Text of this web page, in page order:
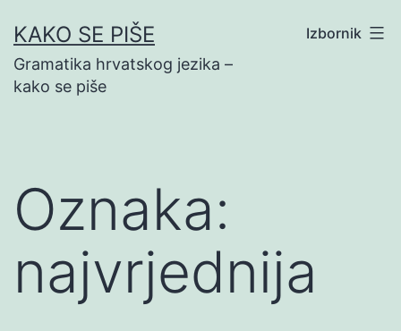
na
sadržaj
KAKO SE PIŠE
Gramatika hrvatskog jezika –
kako se piše
Izbornik
Oznaka:
najvrjednija